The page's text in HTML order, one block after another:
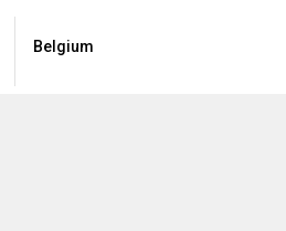
Belgium